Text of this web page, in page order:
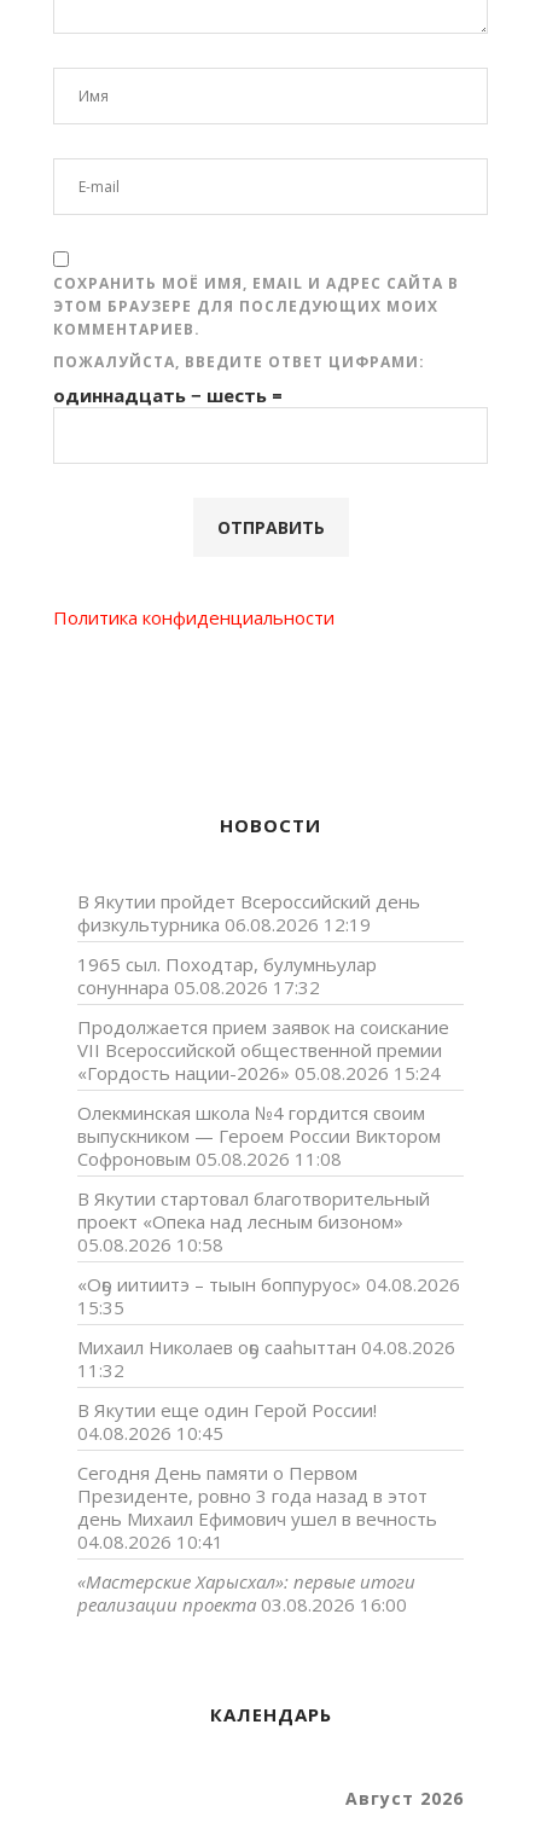
СОХРАНИТЬ МОЁ ИМЯ, EMAIL И АДРЕС САЙТА В
ЭТОМ БРАУЗЕРЕ ДЛЯ ПОСЛЕДУЮЩИХ МОИХ
КОММЕНТАРИЕВ.
ПОЖАЛУЙСТА, ВВЕДИТЕ ОТВЕТ ЦИФРАМИ:
одиннадцать − шесть =
Политика конфиденциальности
НОВОСТИ
В Якутии пройдет Всероссийский день
физкультурника 06.08.2026 12:19
1965 сыл. Походтар, булумньулар
сонуннара 05.08.2026 17:32
Продолжается прием заявок на соискание
VII Всероссийской общественной премии
«Гордость нации-2026» 05.08.2026 15:24
Олекминская школа №4 гордится своим
выпускником — Героем России Виктором
Софроновым 05.08.2026 11:08
В Якутии стартовал благотворительный
проект «Опека над лесным бизоном»
05.08.2026 10:58
«Оҕо иитиитэ – тыын боппуруос» 04.08.2026
15:35
Михаил Николаев оҕо сааһыттан 04.08.2026
11:32
В Якутии еще один Герой России!
04.08.2026 10:45
Сегодня День памяти о Первом
Президенте, ровно 3 года назад в этот
день Михаил Ефимович ушел в вечность
04.08.2026 10:41
«Мастерские Харысхал»: первые итоги
реализации проекта 03.08.2026 16:00
КАЛЕНДАРЬ
Август 2026